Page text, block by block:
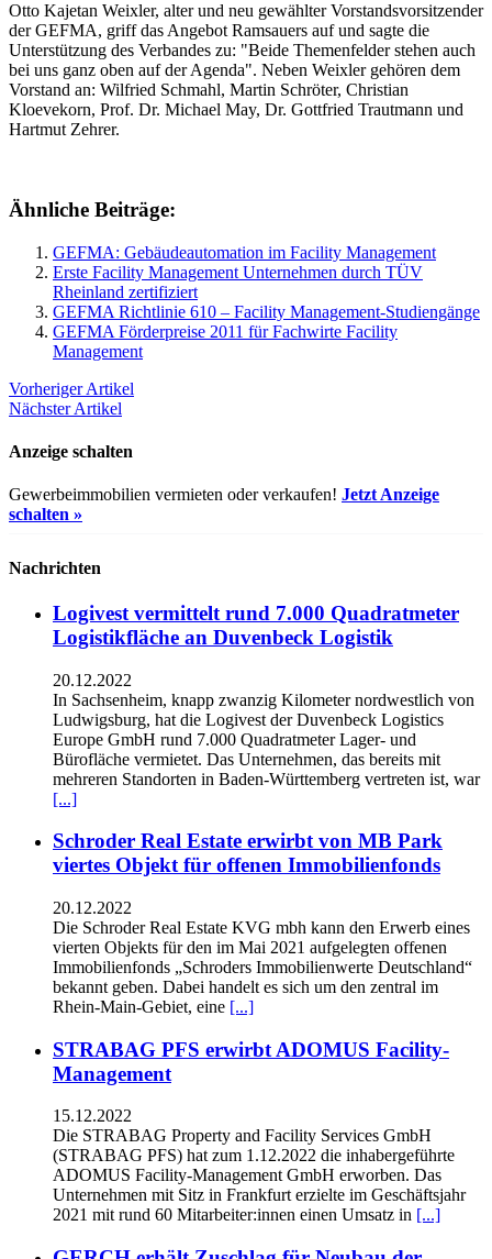
Otto Kajetan Weixler, alter und neu gewählter Vorstandsvorsitzender
der GEFMA, griff das Angebot Ramsauers auf und sagte die
Unterstützung des Verbandes zu: "Beide Themenfelder stehen auch
bei uns ganz oben auf der Agenda". Neben Weixler gehören dem
Vorstand an: Wilfried Schmahl, Martin Schröter, Christian
Kloevekorn, Prof. Dr. Michael May, Dr. Gottfried Trautmann und
Hartmut Zehrer.
Ähnliche Beiträge:
GEFMA: Gebäudeautomation im Facility Management
Erste Facility Management Unternehmen durch TÜV
Rheinland zertifiziert
GEFMA Richtlinie 610 – Facility Management-Studiengänge
GEFMA Förderpreise 2011 für Fachwirte Facility
Management
Vorheriger Artikel
Nächster Artikel
Anzeige schalten
Gewerbeimmobilien vermieten oder verkaufen! Jetzt Anzeige
schalten »
Nachrichten
Logivest vermittelt rund 7.000 Quadratmeter
Logistikfläche an Duvenbeck Logistik
20.12.2022
In Sachsenheim, knapp zwanzig Kilometer nordwestlich von
Ludwigsburg, hat die Logivest der Duvenbeck Logistics
Europe GmbH rund 7.000 Quadratmeter Lager- und
Bürofläche vermietet. Das Unternehmen, das bereits mit
mehreren Standorten in Baden-Württemberg vertreten ist, war
[...]
Schroder Real Estate erwirbt von MB Park
viertes Objekt für offenen Immobilienfonds
20.12.2022
Die Schroder Real Estate KVG mbh kann den Erwerb eines
vierten Objekts für den im Mai 2021 aufgelegten offenen
Immobilienfonds „Schroders Immobilienwerte Deutschland“
bekannt geben. Dabei handelt es sich um den zentral im
Rhein-Main-Gebiet, eine [...]
STRABAG PFS erwirbt ADOMUS Facility-
Management
15.12.2022
Die STRABAG Property and Facility Services GmbH
(STRABAG PFS) hat zum 1.12.2022 die inhabergeführte
ADOMUS Facility-Management GmbH erworben. Das
Unternehmen mit Sitz in Frankfurt erzielte im Geschäftsjahr
2021 mit rund 60 Mitarbeiter:innen einen Umsatz in [...]